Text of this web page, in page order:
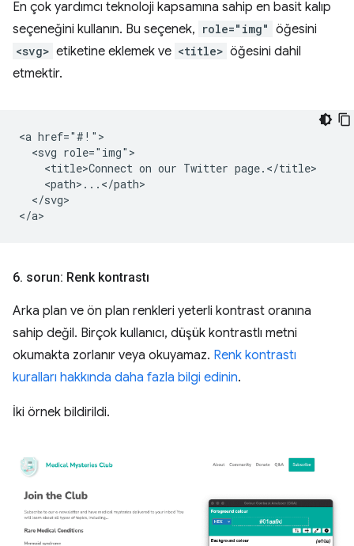
En çok yardımcı teknoloji kapsamına sahip en basit kalıp
seçeneğini kullanın. Bu seçenek, role="img" öğesini
<svg> etiketine eklemek ve <title> öğesini dahil
etmektir.
<a href="#!">
  <svg role="img">
    <title>Connect on our Twitter page.</title>
    <path>...</path>
  </svg>
6. sorun: Renk kontrastı
Arka plan ve ön plan renkleri yeterli kontrast oranına
sahip değil. Birçok kullanıcı, düşük kontrastlı metni
okumakta zorlanır veya okuyamaz. Renk kontrastı
kuralları hakkında daha fazla bilgi edinin.
İki örnek bildirildi.